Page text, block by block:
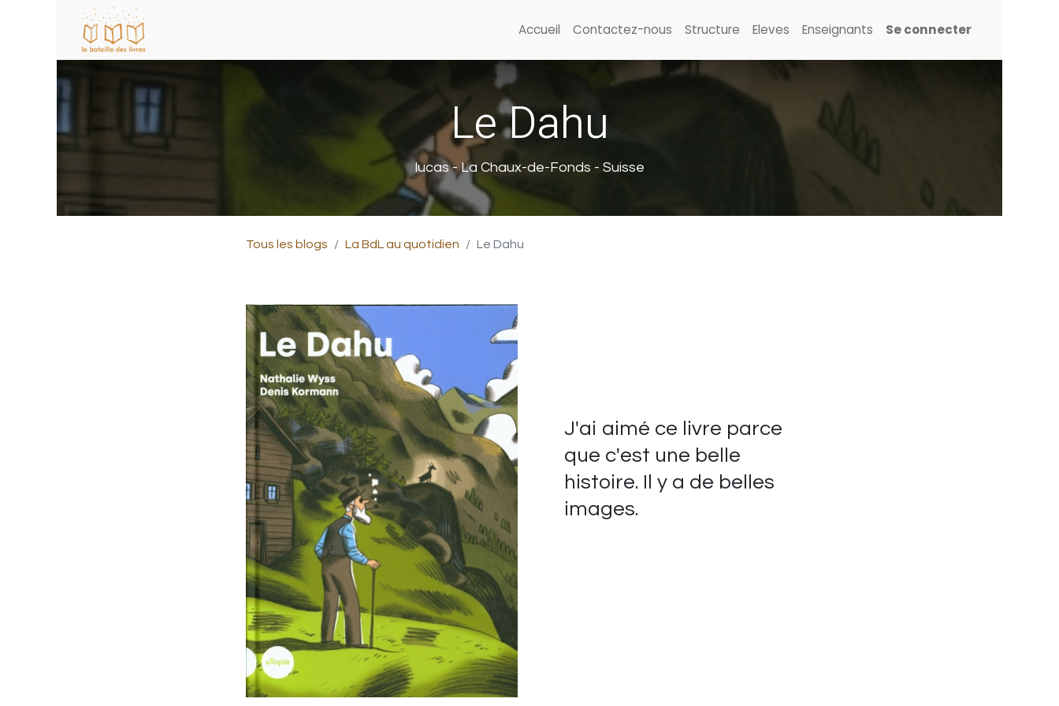
Accueil Contactez-nous Structure Eleves Enseignants Se connecter
Le Dahu
lucas - La Chaux-de-Fonds - Suisse
Tous les blogs La BdL au quotidien Le Dahu
J'ai aimé ce livre parce
que c'est une belle
histoire. Il y a de belles
images.